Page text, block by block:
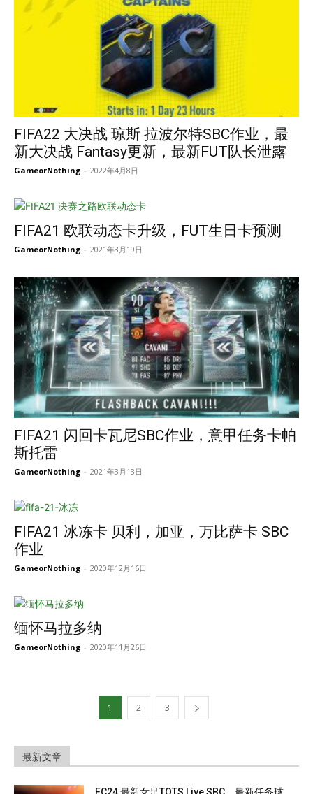
FIFA22 大决战 琼斯 拉波尔特SBC作业，最
新大决战 Fantasy更新，最新FUT队长泄露
GameorNothing - 2022年4月8日
FIFA21 欧联动态卡升级，FUT生日卡预测
GameorNothing - 2021年3月19日
FIFA21 闪回卡瓦尼SBC作业，意甲任务卡帕
斯托雷
GameorNothing - 2021年3月13日
FIFA21 冰冻卡 贝利，加亚，万比萨卡 SBC
作业
GameorNothing - 2020年12月16日
缅怀马拉多纳
GameorNothing - 2020年11月26日
1 2 3
最新文章